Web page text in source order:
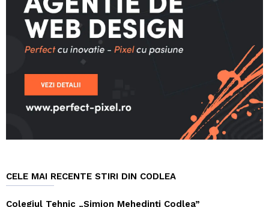
CELE MAI RECENTE STIRI DIN CODLEA
Colegiul Tehnic „Simion Mehedinți Codlea”